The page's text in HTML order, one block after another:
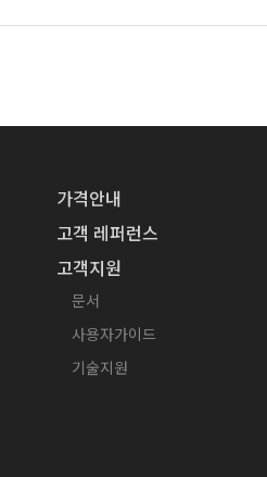
가격안내
고객 레퍼런스
고객지원
문서
사용자가이드
기술지원